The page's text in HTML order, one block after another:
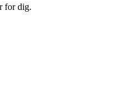
for dig.